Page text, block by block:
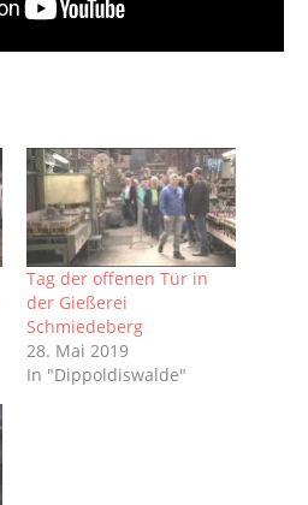
Tag der offenen Tür in
der Gießerei
Schmiedeberg
28. Mai 2019
In "Dippoldiswalde"